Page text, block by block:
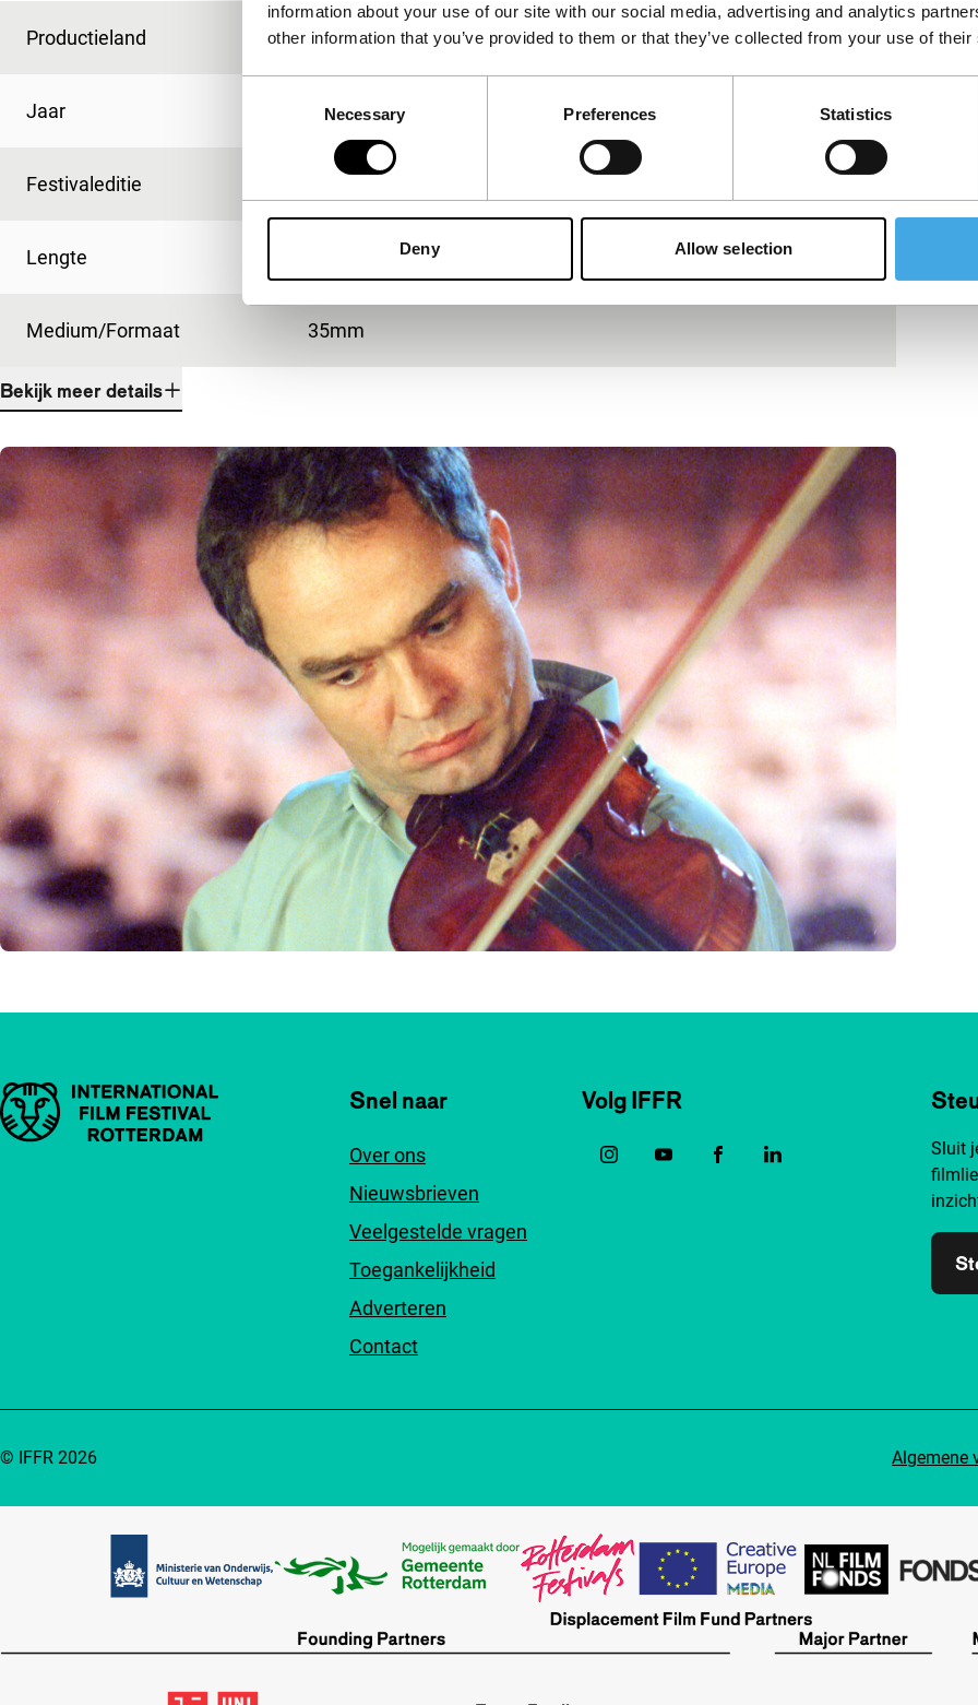
information about your use of our site with our social media, advertising and analytics
other information that you’ve provided to them or that they’ve collected from your use of
Necessary Preferences Statistics
Deny Allow selection
Productieland België
Jaar 2006
Festivaleditie
Lengte
Medium/Formaat 35mm
Bekijk meer details
Belangrijke links Snel naar
Over ons
Nieuwsbrieven
Veelgestelde vragen
Toegankelijkheid
Adverteren
Contact
Volg IFFR
Sluit
Algemene
© IFFR 2026